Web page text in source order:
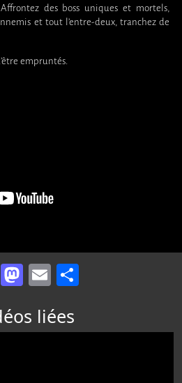
des boss uniques et mortels,
et tout l’entre-deux, tranchez de
empruntés.
Facebook
Mastodon
Email
liées